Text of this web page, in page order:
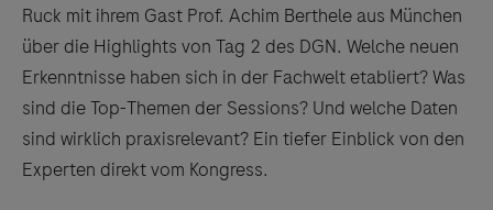
Ruck mit ihrem Gast Prof. Achim Berthele aus München
über die Highlights von Tag 2 des DGN. Welche neuen
Erkenntnisse haben sich in der Fachwelt etabliert? Was
sind die Top-Themen der Sessions? Und welche Daten
sind wirklich praxisrelevant? Ein tiefer Einblick von den
Experten direkt vom Kongress.